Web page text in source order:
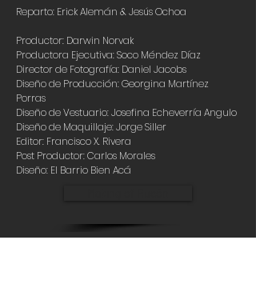
Reparto: Erick Alemán & Jesús Ochoa
Productor: Darwin Norvak
Productora Ejecutiva: Soco Méndez Díaz
Director de Fotografía: Daniel Jacobs
Diseño de Producción: Georgina Martínez
Porras
Diseño de Vestuario: Josefina Echeverría Angulo
Diseño de Maquillaje: Jorge Siller
Editor: Francisco X. Rivera
Post Productor: Carlos Morales
Diseño: El Barrio Bien Acá